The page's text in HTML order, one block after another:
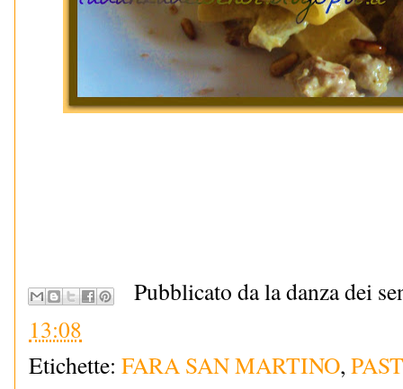
Pubblicato da la danza dei
13:08
Etichette: FARA SAN MARTINO,